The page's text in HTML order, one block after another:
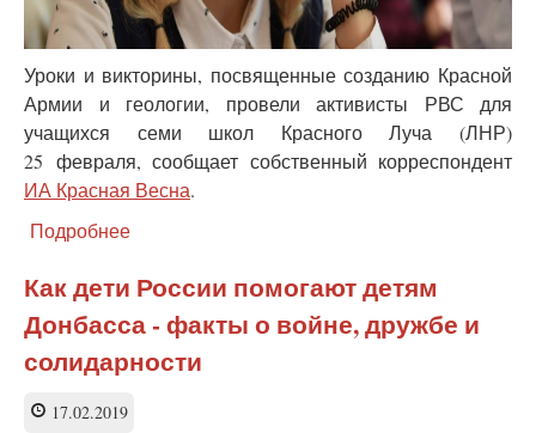
Уроки и викторины, посвященные созданию Красной
Армии и геологии, провели активисты РВС для
учащихся семи школ Красного Луча (ЛНР)
25 февраля, сообщает собственный корреспондент
ИА Красная Весна.
Подробнее
провело
уроки
по
и
Как дети России помогают детям
Донбасса - факты о войне, дружбе и
солидарности
17.02.2019